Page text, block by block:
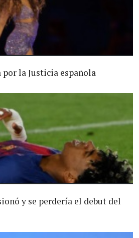
la Justicia española
y se perdería el debut del